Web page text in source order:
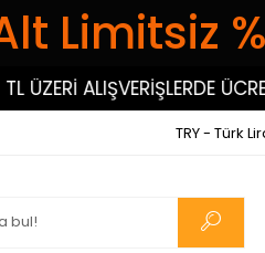
Limitsiz
ALIŞVERİŞLERDE
TRY - Türk